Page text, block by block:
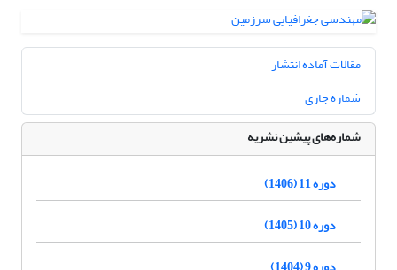
مقالات آماده انتشار
شماره جاری
شماره‌های پیشین نشریه
دوره 11 (1406)
دوره 10 (1405)